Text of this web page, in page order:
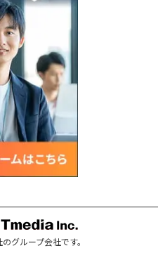
グループ会社です。